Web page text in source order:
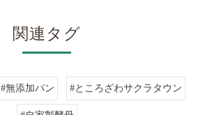
関連タグ
#無添加パン #ところざわサクラタウン